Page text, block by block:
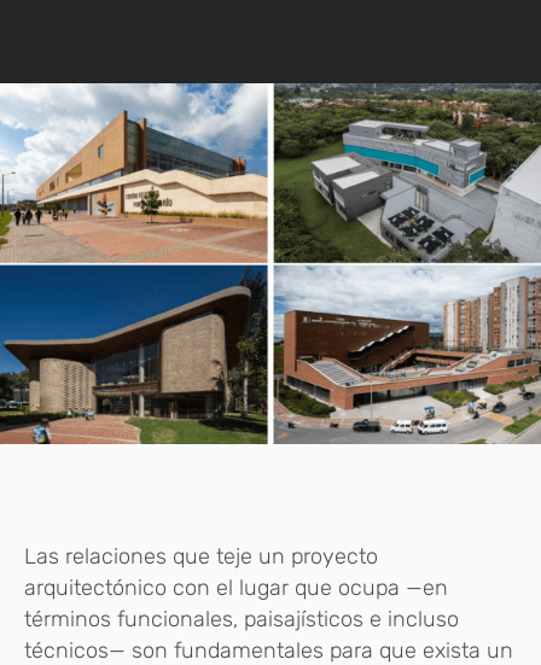
Las relaciones que teje un proyecto
arquitectónico con el lugar que ocupa —en
términos funcionales, paisajísticos e incluso
técnicos— son fundamentales para que exista un